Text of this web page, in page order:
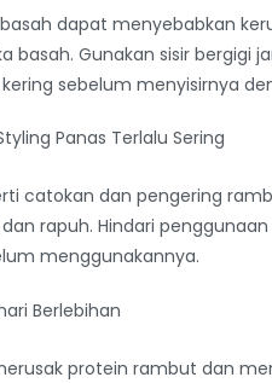
dapat menyebabkan
basah. Gunakan sisir bergigi
sebelum menyisirnya
Panas Terlalu Sering
catokan dan pengering
rapuh. Hindari
menggunakannya.
Berlebihan
protein rambut dan